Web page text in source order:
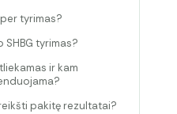
tyrimas?
SHBG tyrimas?
ir kam
pakitę rezultatai?